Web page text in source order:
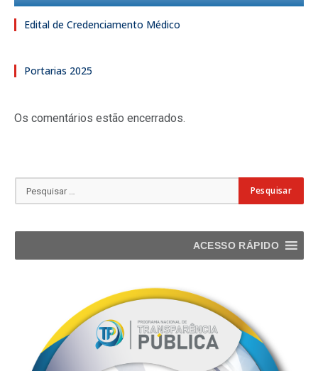
Edital de Credenciamento Médico
Portarias 2025
Os comentários estão encerrados.
ACESSO RÁPIDO